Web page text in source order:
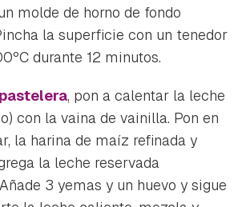
molde de horno de fondo
la superficie con un tenedor
durante 12 minutos.
, pon a calentar la leche
con la vaina de vainilla. Pon en
la harina de maíz refinada y
la leche reservada
3 yemas y un huevo y sigue